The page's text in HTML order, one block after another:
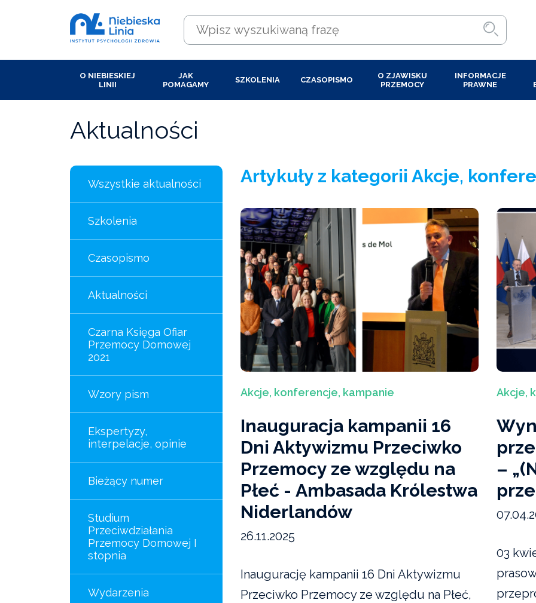
O NIEBIESKIEJ
LINII
JAK
POMAGAMY
SZKOLENIA CZASOPISMO
O ZJAWISKU
PRZEMOCY
INFORMACJE
PRAWNE
Aktualności
Wszystkie aktualności
Szkolenia
Czasopismo
Aktualności
Czarna Księga Ofiar
Przemocy Domowej
2021
Wzory pism
Ekspertyzy,
interpelacje, opinie
Bieżący numer
Studium
Przeciwdziałania
Przemocy Domowej I
stopnia
Wydarzenia
Artykuły z kategorii Akcje,
Akcje, konferencje, kampanie
Inauguracja kampanii 16
Dni Aktywizmu Przeciwko
Przemocy ze względu na
Płeć - Ambasada Królestwa
Niderlandów
26.11.2025
Inaugurację kampanii 16 Dni Aktywizmu
Przeciwko Przemocy ze względu na Płeć,
Akcje,
–
03